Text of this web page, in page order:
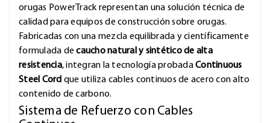
orugas PowerTrack representan una solución técnica de
calidad para equipos de construcción sobre orugas.
Fabricadas con una mezcla equilibrada y científicamente
formulada decaucho natural y sintético de alta
resistencia, integran la tecnología probadaContinuous
Steel Cord que utiliza cables continuos de acero con alto
contenido de carbono.
Sistema de Refuerzo con Cables